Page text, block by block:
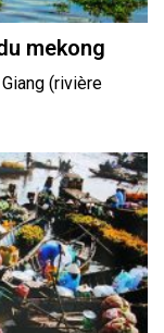
mekong
(rivière